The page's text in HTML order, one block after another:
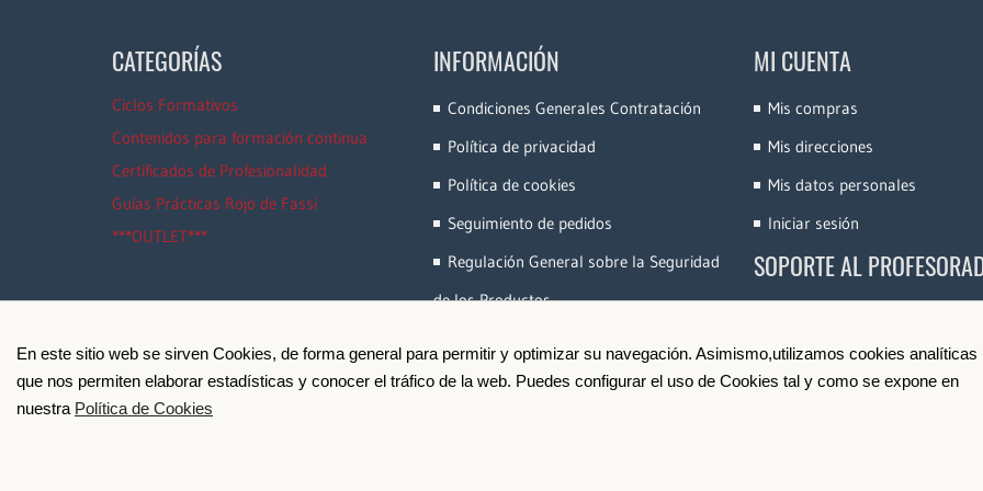
En este sitio web se sirven Cookies, de forma general para permitir y optimizar su navegación. Asimismo,utilizamos cookies analíticas
que nos permiten elaborar estadísticas y conocer el tráfico de la web. Puedes configurar el uso de Cookies tal y como se expone en
nuestra Política de Cookies
CATEGORÍAS
Ciclos Formativos
Contenidos para formación continua
Certificados de Profesionalidad
Guías Prácticas Rojo de Fassi
***OUTLET***
INFORMACIÓN
Condiciones Generales Contratación
Política de privacidad
Política de cookies
Seguimiento de pedidos
Regulación General sobre la Seguridad
de los Productos
MI CUENTA
Mis compras
Mis direcciones
Mis datos personales
Iniciar sesión
SOPORTE AL
Conoce e-Videocinco
Darse de Alta